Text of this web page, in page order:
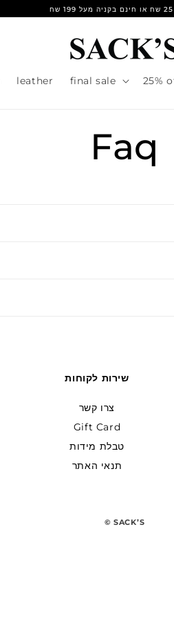
25%
final sale
leather
Faq
שירות לקוחות
צרו קשר
Gift Card
טבלת מידות
תנאי האתר
© SACK’S